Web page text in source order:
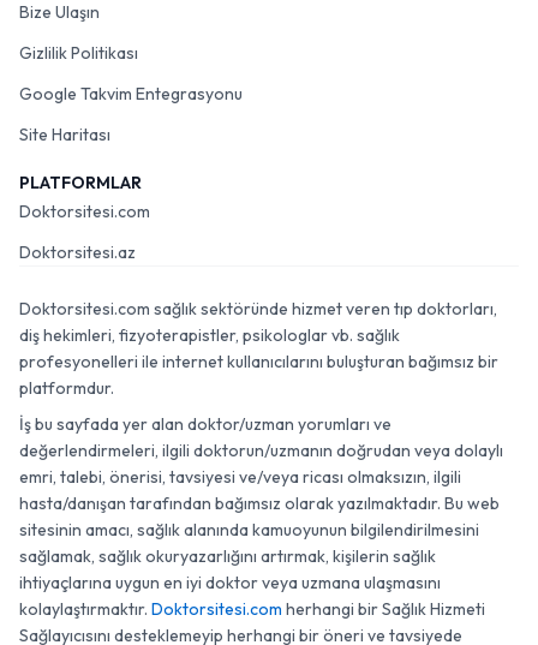
Bize Ulaşın
Gizlilik Politikası
Google Takvim Entegrasyonu
Site Haritası
PLATFORMLAR
Doktorsitesi.com
Doktorsitesi.az
Doktorsitesi.com sağlık sektöründe hizmet veren tıp doktorları,
diş hekimleri, fizyoterapistler, psikologlar vb. sağlık
profesyonelleri ile internet kullanıcılarını buluşturan bağımsız bir
platformdur.
İş bu sayfada yer alan doktor/uzman yorumları ve
değerlendirmeleri, ilgili doktorun/uzmanın doğrudan veya dolaylı
emri, talebi, önerisi, tavsiyesi ve/veya ricası olmaksızın, ilgili
hasta/danışan tarafından bağımsız olarak yazılmaktadır. Bu web
sitesinin amacı, sağlık alanında kamuoyunun bilgilendirilmesini
sağlamak, sağlık okuryazarlığını artırmak, kişilerin sağlık
ihtiyaçlarına uygun en iyi doktor veya uzmana ulaşmasını
kolaylaştırmaktır. Doktorsitesi.com herhangi bir Sağlık Hizmeti
Sağlayıcısını desteklemeyip herhangi bir öneri ve tavsiyede